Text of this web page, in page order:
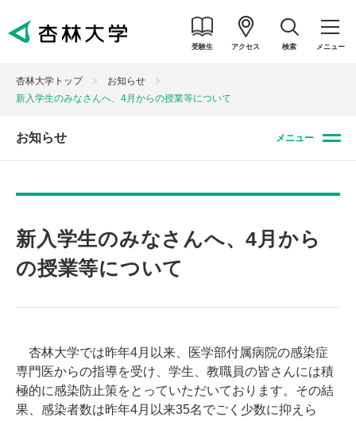
受験生 アクセス 検索 メニュー
杏林大学トップ
お知らせ
新入学生のみなさんへ、4月からの授業等について
お知らせ メニュー
新入学生のみなさんへ、4月から
の授業等について
杏林大学では昨年4月以来、医学部付属病院の感染症
専門医からの指導を受け、学生、教職員の皆さんには積
極的に感染防止策をとっていただいております。その結
果、感染者数は昨年4月以来35名でごく少数に抑えら